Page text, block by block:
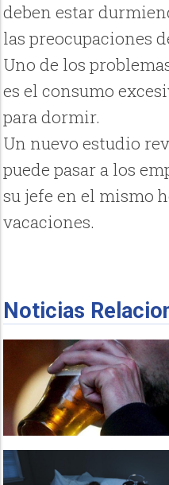
deben estar
las preocupaciones
Uno de los
es el consumo
para dormir.
Un nuevo estudio
puede pasar a los
su jefe en el mismo
vacaciones.
Noticias